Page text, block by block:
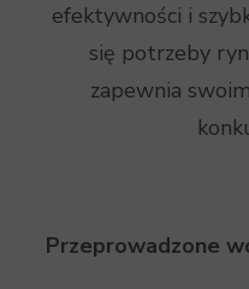
efektywności i
się potrzeby
zapewnia
Przeprowadzone